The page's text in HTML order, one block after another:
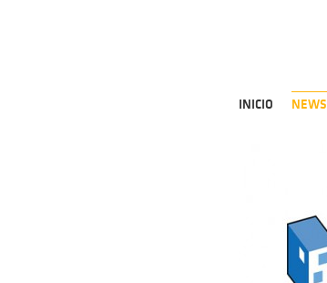
INICIO NEWS